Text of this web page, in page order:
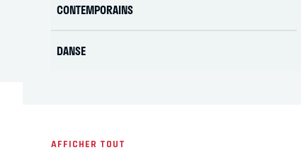
CONTEMPORAINS
DANSE
AFFICHER TOUT